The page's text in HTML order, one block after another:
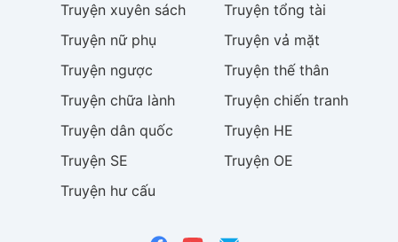
Truyện xuyên sách Truyện tổng tài
Truyện nữ phụ Truyện vả mặt
Truyện ngược Truyện thế thân
Truyện chữa lành Truyện chiến tranh
Truyện dân quốc Truyện HE
Truyện SE Truyện OE
Truyện hư cấu